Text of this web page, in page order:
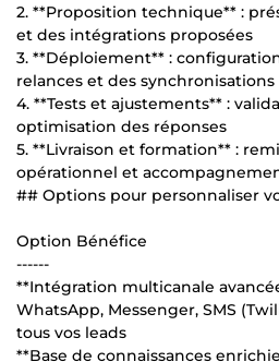
2. **Proposition technique** :
et des intégrations proposées
3. **Déploiement** :
relances et des synchronisations
4. **Tests et ajustements** :
optimisation des réponses
5. **Livraison et formation** :
opérationnel et
## Options pour personnaliser
Option Bénéfice
------
**Intégration multicanale
WhatsApp, Messenger, SMS
tous vos leads
**Base de connaissances